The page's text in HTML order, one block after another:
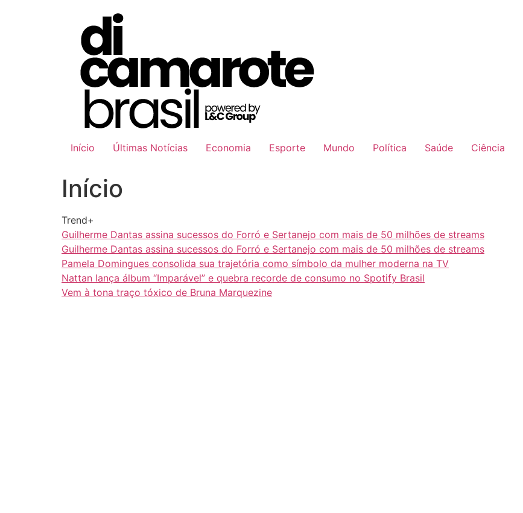
Início Últimas Notícias Economia Esporte Mundo Política Saúde Ciência
Início
Trend+
Guilherme Dantas assina sucessos do Forró e Sertanejo com mais de 50 milhões de streams
Guilherme Dantas assina sucessos do Forró e Sertanejo com mais de 50 milhões de streams
Pamela Domingues consolida sua trajetória como símbolo da mulher moderna na TV
Nattan lança álbum “Imparável” e quebra recorde de consumo no Spotify Brasil
Vem à tona traço tóxico de Bruna Marquezine